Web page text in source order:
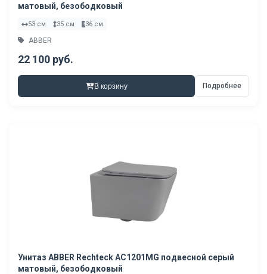
матовый, безободковый
53 см 35 см 36 см
ABBER
22 100 руб.
В корзину Подробнее
Унитаз ABBER Rechteck AC1201MG подвесной серый
матовый, безободковый